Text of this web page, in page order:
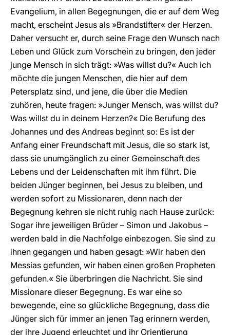
Evangelium, in allen Begegnungen, die er auf dem Weg
macht, erscheint Jesus als »Brandstifter« der Herzen.
Daher versucht er, durch seine Frage den Wunsch nach
Leben und Glück zum Vorschein zu bringen, den jeder
junge Mensch in sich trägt: »Was willst du?« Auch ich
möchte die jungen Menschen, die hier auf dem
Petersplatz sind, und jene, die über die Medien
zuhören, heute fragen: »Junger Mensch, was willst du?
Was willst du in deinem Herzen?« Die Berufung des
Johannes und des Andreas beginnt so: Es ist der
Anfang einer Freundschaft mit Jesus, die so stark ist,
dass sie unumgänglich zu einer Gemeinschaft des
Lebens und der Leidenschaften mit ihm führt. Die
beiden Jünger beginnen, bei Jesus zu bleiben, und
werden sofort zu Missionaren, denn nach der
Begegnung kehren sie nicht ruhig nach Hause zurück:
Sogar ihre jeweiligen Brüder – Simon und Jakobus –
werden bald in die Nachfolge einbezogen. Sie sind zu
ihnen gegangen und haben gesagt: »Wir haben den
Messias gefunden, wir haben einen großen Propheten
gefunden.« Sie überbringen die Nachricht. Sie sind
Missionare dieser Begegnung. Es war eine so
bewegende, eine so glückliche Begegnung, dass die
Jünger sich für immer an jenen Tag erinnern werden,
der ihre Jugend erleuchtet und ihr Orientierung